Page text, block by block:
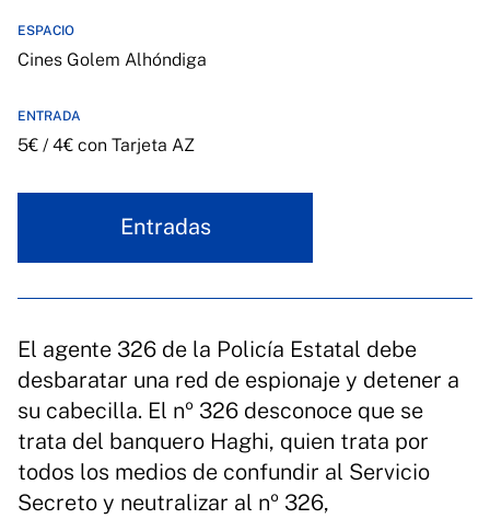
ESPACIO
Cines Golem Alhóndiga
ENTRADA
5€ / 4€ con Tarjeta AZ
Entradas
El agente 326 de la Policía Estatal debe
desbaratar una red de espionaje y detener a
su cabecilla. El nº 326 desconoce que se
trata del banquero Haghi, quien trata por
todos los medios de confundir al Servicio
Secreto y neutralizar al nº 326,